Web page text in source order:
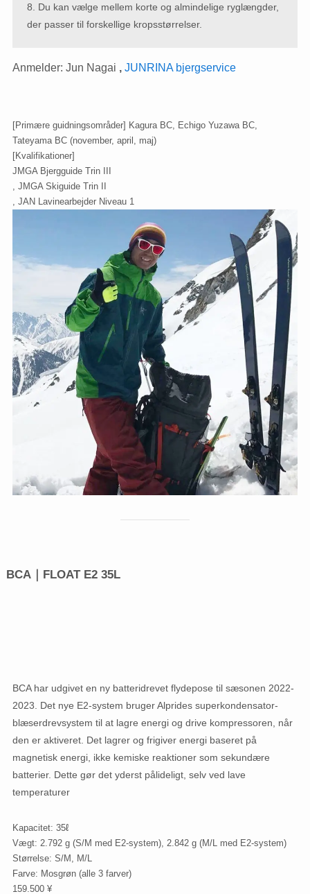
8. Du kan vælge mellem korte og almindelige ryglængder,
der passer til forskellige kropsstørrelser.
Anmelder: Jun Nagai , JUNRINA bjergservice
[Primære guidningsområder] Kagura BC, Echigo Yuzawa BC,
Tateyama BC (november, april, maj)
[Kvalifikationer]
JMGA Bjergguide Trin III
, JMGA Skiguide Trin II
, JAN Lavinearbejder Niveau 1
BCA｜FLOAT E2 35L
BCA har udgivet en ny batteridrevet flydepose til sæsonen 2022-
2023. Det nye E2-system bruger Alprides superkondensator-
blæserdrevsystem til at lagre energi og drive kompressoren, når
den er aktiveret. Det lagrer og frigiver energi baseret på
magnetisk energi, ikke kemiske reaktioner som sekundære
batterier. Dette gør det yderst pålideligt, selv ved lave
temperaturer
Kapacitet: 35ℓ
Vægt: 2.792 g (S/M med E2-system), 2.842 g (M/L med E2-system)
Størrelse: S/M, M/L
Farve: Mosgrøn (alle 3 farver)
159.500 ¥